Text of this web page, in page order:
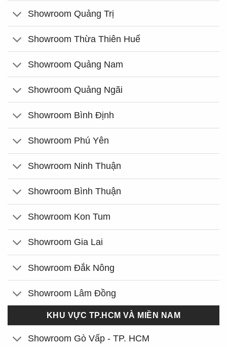
Showroom Quảng Trị
Showroom Thừa Thiên Huế
Showroom Quảng Nam
Showroom Quảng Ngãi
Showroom Bình Định
Showroom Phú Yên
Showroom Ninh Thuận
Showroom Bình Thuận
Showroom Kon Tum
Showroom Gia Lai
Showroom Đắk Nông
Showroom Lâm Đồng
KHU VỰC TP.HCM VÀ MIỀN NAM
Showroom Gò Vấp - TP. HCM